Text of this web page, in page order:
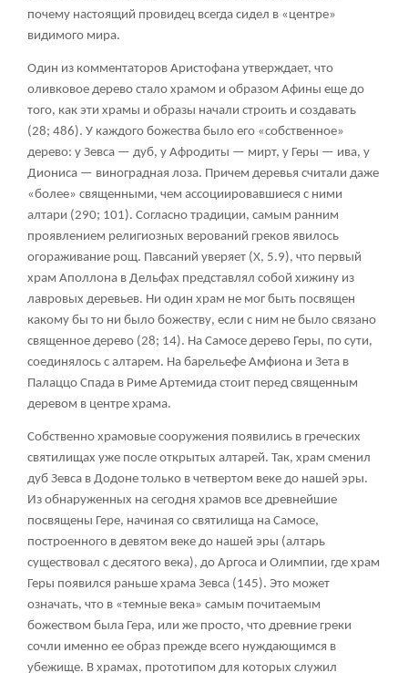
почему настоящий провидец всегда сидел в «центре»
видимого мира.
Один из комментаторов Аристофана утверждает, что
оливковое дерево стало храмом и образом Афины еще до
того, как эти храмы и образы начали строить и создавать
(28; 486). У каждого божества было его «собственное»
дерево: у Зевса — дуб, у Афродиты — мирт, у Геры — ива, у
Диониса — виноградная лоза. Причем деревья считали даже
«более» священными, чем ассоциировавшиеся с ними
алтари (290; 101). Согласно традиции, самым ранним
проявлением религиозных верований греков явилось
огораживание рощ. Павсаний уверяет (X, 5.9), что первый
храм Аполлона в Дельфах представлял собой хижину из
лавровых деревьев. Ни один храм не мог быть посвящен
какому бы то ни было божеству, если с ним не было связано
священное дерево (28; 14). На Самосе дерево Геры, по сути,
соединялось с алтарем. На барельефе Амфиона и Зета в
Палаццо Спада в Риме Артемида стоит перед священным
деревом в центре храма.
Собственно храмовые сооружения появились в греческих
святилищах уже после открытых алтарей. Так, храм сменил
дуб Зевса в Додоне только в четвертом веке до нашей эры.
Из обнаруженных на сегодня храмов все древнейшие
посвящены Гере, начиная со святилища на Самосе,
построенного в девятом веке до нашей эры (алтарь
существовал с десятого века), до Аргоса и Олимпии, где храм
Геры появился раньше храма Зевса (145). Это может
означать, что в «темные века» самым почитаемым
божеством была Гера, или же просто, что древние греки
сочли именно ее образ прежде всего нуждающимся в
убежище. В храмах, прототипом для которых служил